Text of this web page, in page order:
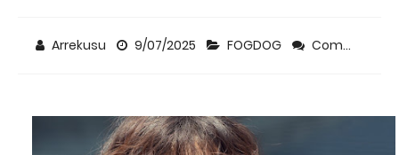
Arrekusu 9/07/2025 FOGDOG Comment